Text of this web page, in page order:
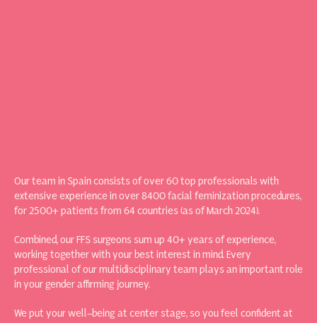
Our team in Spain consists of over 60 top professionals with
extensive experience in over 8400 facial feminization procedures,
for 2500+ patients from 64 countries (as of March 2024).
Combined, our FFS surgeons sum up 40+ years of experience,
working together with your best interest in mind. Every
professional of our multidisciplinary team plays an important role
in your gender affirming journey.
We put your well-being at center stage, so you feel confident at